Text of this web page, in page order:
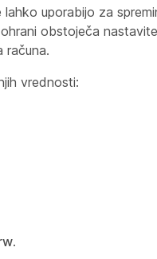
lahko uporabijo za
obstoječa
računa.
vrednosti:
.